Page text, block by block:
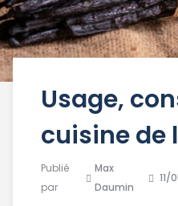
Usage,
cuisine de
Publié
par
Max
Daumin
11/